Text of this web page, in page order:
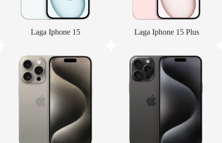
Laga Iphone 15 Laga Iphone 15 Plus